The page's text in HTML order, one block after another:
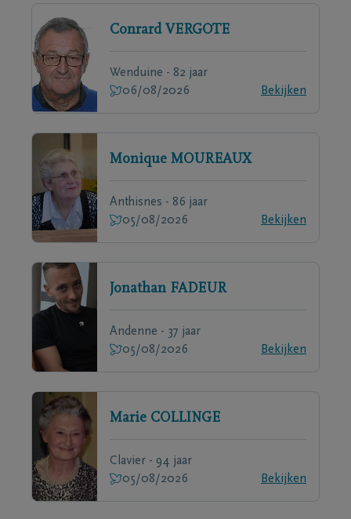
Conrard VERGOTE
Wenduine - 82 jaar
06/08/2026
Bekijken
Monique MOUREAUX
Anthisnes - 86 jaar
05/08/2026
Bekijken
Jonathan FADEUR
Andenne - 37 jaar
05/08/2026
Bekijken
Marie COLLINGE
Clavier - 94 jaar
05/08/2026
Bekijken